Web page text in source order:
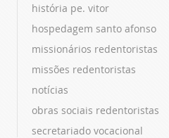
história pe. vitor
hospedagem santo afonso
missionários redentoristas
missões redentoristas
notícias
obras sociais redentoristas
secretariado vocacional